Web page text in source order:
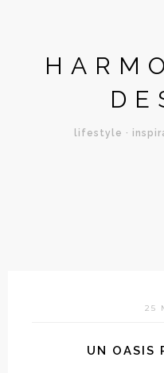
lifestyle ·
25
UN OASIS